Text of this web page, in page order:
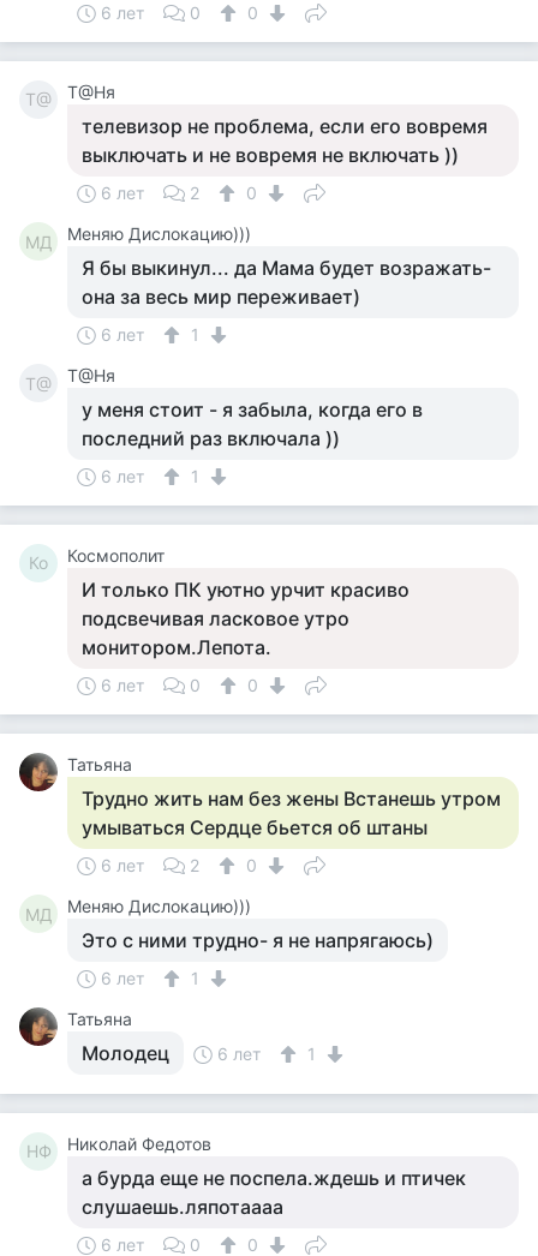
6 лет 0 0
Т@ Т@Ня
телевизор не проблема, если его вовремя
выключать и не вовремя не включать ))
6 лет 2 0
МД Меняю Дислокацию)))
Я бы выкинул... да Мама будет возражать-
она за весь мир переживает)
6 лет 1
Т@ Т@Ня
у меня стоит - я забыла, когда его в
последний раз включала ))
6 лет 1
Ко Космополит
И только ПК уютно урчит красиво
подсвечивая ласковое утро
монитором.Лепота.
6 лет 0 0
Татьяна
Трудно жить нам без жены Встанешь утром
умываться Сердце бьется об штаны
6 лет 2 0
МД Меняю Дислокацию)))
Это с ними трудно- я не напрягаюсь)
6 лет
1
Татьяна
Молодец 6 лет 1
НФ Николай Федотов
а бурда еще не поспела.ждешь и птичек
слушаешь.ляпотаааа
6 лет 0 0